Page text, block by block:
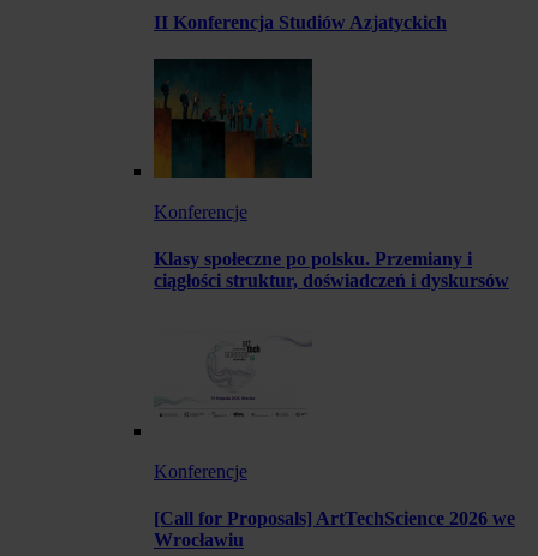
II Konferencja Studiów Azjatyckich
Konferencje
Klasy społeczne po polsku. Przemiany i
ciągłości struktur, doświadczeń i dyskursów
Konferencje
[Call for Proposals] ArtTechScience 2026 we
Wrocławiu